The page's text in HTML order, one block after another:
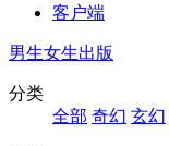
客户端
男生女生出版
分类
全部 奇幻 玄幻